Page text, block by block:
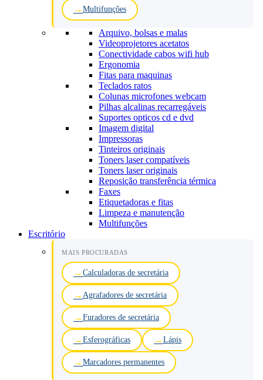
Multifunções
Arquivo, bolsas e malas
Videoprojetores acetatos
Conectividade cabos wifi hub
Ergonomia
Fitas para maquinas
Teclados ratos
Colunas microfones webcam
Pilhas alcalinas recarregáveis
Suportes opticos cd e dvd
Imagem digital
Impressoras
Tinteiros originais
Toners laser compatíveis
Toners laser originais
Reposição transferência térmica
Faxes
Etiquetadoras e fitas
Limpeza e manutenção
Multifunções
Escritório
MAIS PROCURADAS
Calculadoras de secretária
Agrafadores de secretária
Furadores de secretária
Esferográficas Lápis
Marcadores permanentes